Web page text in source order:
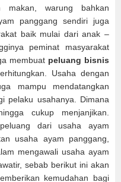
makan, warung bahkan
panggang sendiri juga
baik mulai dari anak –
peminat masyarakat
membuat peluang bisnis
Usaha dengan
mampu mendatangkan
pelaku usahanya. Dimana
cukup menjanjikan.
dari usaha ayam
usaha ayam panggang,
mengawali usaha ayam
sebab berikut ini akan
kemudahan bagi